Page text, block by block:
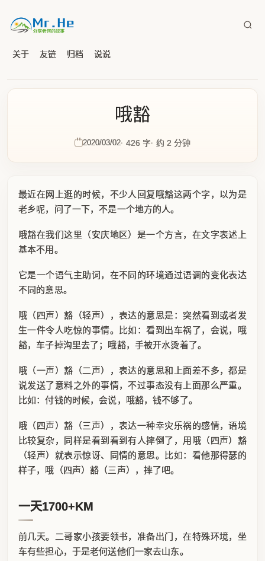
关于 友链 归档 说说
哦豁
2020/03/02 426 字 约 2 分钟
最近在网上逛的时候，不少人回复哦豁这两个字，以为是
老乡呢，问了一下，不是一个地方的人。
哦豁在我们这里（安庆地区）是一个方言，在文字表述上
基本不用。
它是一个语气主助词，在不同的环境通过语调的变化表达
不同的意思。
哦（四声）豁（轻声），表达的意思是：突然看到或者发
生一件令人吃惊的事情。比如：看到出车祸了，会说，哦
豁，车子掉沟里去了；哦豁，手被开水烫着了。
哦（一声）豁（二声），表达的意思和上面差不多，都是
说发送了意料之外的事情，不过事态没有上面那么严重。
比如：付钱的时候，会说，哦豁，钱不够了。
哦（四声）豁（三声），表达一种幸灾乐祸的感情，语境
比较复杂，同样是看到看到有人摔倒了，用哦（四声）豁
（轻声）就表示惊讶、同情的意思。比如：看他那得瑟的
样子，哦（四声）豁（三声），摔了吧。
一天1700+KM
前几天。二哥家小孩要领书，准备出门，在特殊环境，坐
车有些担心，于是老何送他们一家去山东。